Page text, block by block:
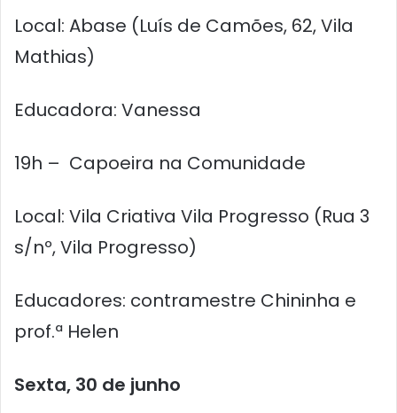
Local: Abase (Luís de Camões, 62, Vila
Mathias)
Educadora: Vanessa
19h – Capoeira na Comunidade
Local: Vila Criativa Vila Progresso (Rua 3
s/nº, Vila Progresso)
Educadores: contramestre Chininha e
prof.ª Helen
Sexta, 30 de junho